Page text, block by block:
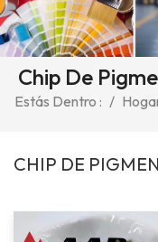
Chip De
Estás Dentro : /
CHIP DE